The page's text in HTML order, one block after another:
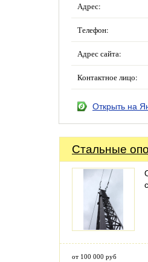
Адрес:
Телефон:
Адрес сайта:
Контактное лицо:
Открыть на
Стальные
от 100 000 руб